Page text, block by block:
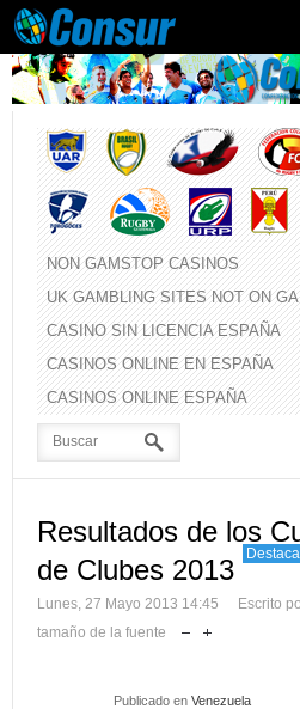
NON GAMSTOP CASINOS
UK GAMBLING SITES NOT ON
CASINO SIN LICENCIA ESPAÑA
CASINOS ONLINE EN ESPAÑA
CASINOS ONLINE ESPAÑA
Resultados de los
de Clubes 2013
Lunes, 27 Mayo 2013 14:45 Escrito
tamaño de la fuente
Publicado en Venezuela